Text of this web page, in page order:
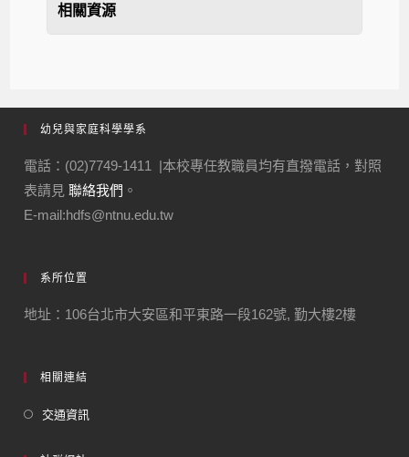
相關資源
幼兒與家庭科學學系
電話：(02)7749-1411 |本校專任教職員均有直撥電話，對照
表請見聯絡我們 。
E-mail:hdfs@ntnu.edu.tw
系所位置
地址：106台北市大安區和平東路一段162號, 勤大樓2樓
相關連結
交通資訊